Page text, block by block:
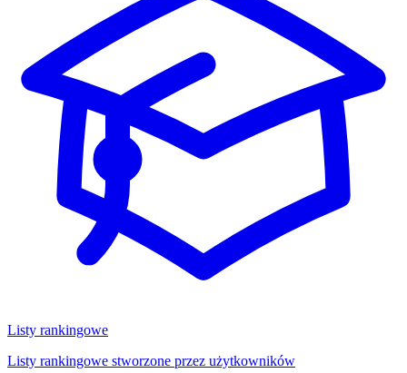
Listy rankingowe
Listy rankingowe stworzone przez użytkowników